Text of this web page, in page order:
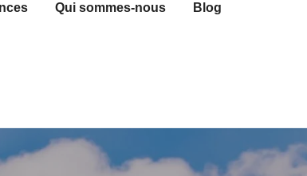
Qui sommes-nous Blog